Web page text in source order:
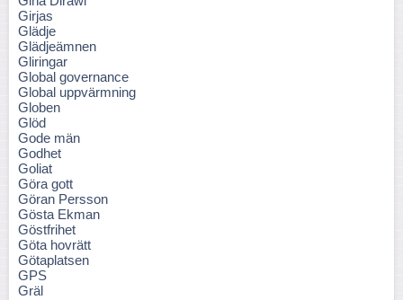
Girjas
Glädje
Glädjeämnen
Gliringar
Global governance
Global uppvärmning
Globen
Glöd
Gode män
Godhet
Goliat
Göra gott
Göran Persson
Gösta Ekman
Göstfrihet
Göta hovrätt
Götaplatsen
GPS
Gräl